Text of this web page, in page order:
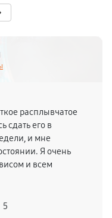
расплывчатое
сдать его в
и мне
Я очень
и всем
5